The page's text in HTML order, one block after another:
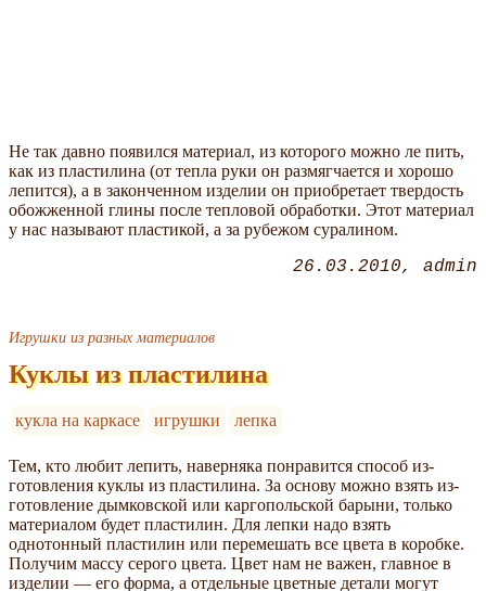
Не так давно появился материал, из которого можно ле пить,
как из пластилина (от тепла руки он размягчается и хорошо
лепится), а в законченном изделии он приобретает твердость
обожженной глины после тепловой обработки. Этот материал
у нас называют пластикой, а за рубежом суралином.
26.03.2010 admin
Игрушки из разных материалов
Куклы из пластилина
кукла на каркасе игрушки лепка
Тем, кто любит лепить, наверняка понравится способ из­
готовления куклы из пластилина. За основу можно взять из­
готовление дымковской или каргопольской барыни, только
материалом будет пластилин. Для лепки надо взять
однотонный пластилин или перемешать все цвета в коробке.
Получим массу серого цвета. Цвет нам не важен, главное в
изделии — его форма, а отдельные цветные детали могут